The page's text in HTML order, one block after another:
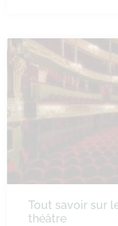
Tout savoir sur
théâtre